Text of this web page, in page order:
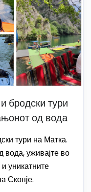
бродски тури
од вода
тури на Матка.
вода, уживајте во
уникатните
Скопје.